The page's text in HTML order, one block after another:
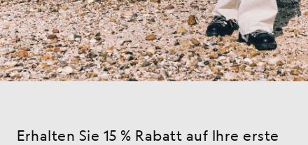
Erhalten Sie 15 % Rabatt auf Ihre erste